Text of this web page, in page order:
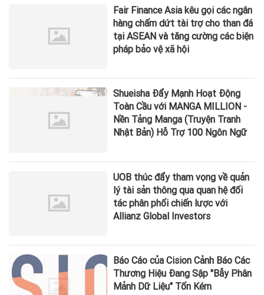
Fair Finance Asia kêu gọi các ngân
hàng chấm dứt tài trợ cho than đá
tại ASEAN và tăng cường các biện
pháp bảo vệ xã hội
Shueisha Đẩy Mạnh Hoạt Động
Toàn Cầu với MANGA MILLION -
Nền Tảng Manga (Truyện Tranh
Nhật Bản) Hỗ Trợ 100 Ngôn Ngữ
UOB thúc đẩy tham vọng về quản
lý tài sản thông qua quan hệ đối
tác phân phối chiến lược với
Allianz Global Investors
Báo Cáo của Cision Cảnh Báo Các
Thương Hiệu Đang Sập "Bẫy Phân
Mảnh Dữ Liệu" Tốn Kém